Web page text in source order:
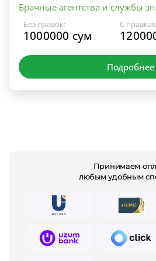
Брачные агентства и службы
Без правок:
1000000 сум
С
Подробнее
Принимаем
любым удобным